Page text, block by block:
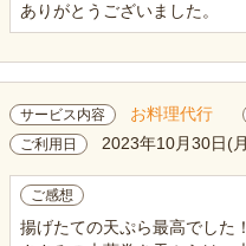
ありがとうございました。
サービス内容 お料理代行
ご利用日 2023年10月30日(
ご感想
揚げたての天ぷら最高でした